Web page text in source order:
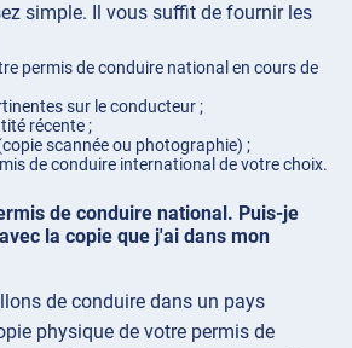
simple. Il vous suffit de fournir les
permis de conduire national en cours de
sur le conducteur ;
récente ;
scannée ou photographie) ;
de conduire international de votre choix.
de conduire national. Puis-je
la copie que j'ai dans mon
de conduire dans un pays
physique de votre permis de